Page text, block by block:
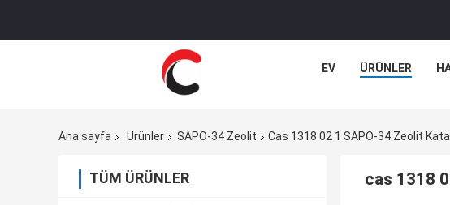
EV ÜRÜNLER
Ana sayfa Ürünler SAPO-34 Zeolit Cas 1318 02 1 SAPO-34 Zeolit
TÜM ÜRÜNLER cas 1318